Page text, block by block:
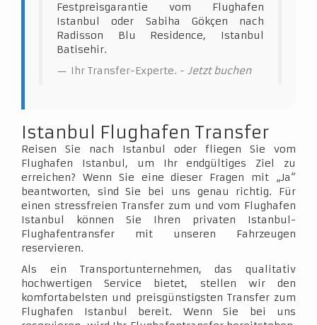
Festpreisgarantie vom Flughafen
Istanbul oder Sabiha Gökçen nach
Radisson Blu Residence, Istanbul
Batisehir.
Ihr Transfer-Experte. - Jetzt buchen
Istanbul Flughafen Transfer
Reisen Sie nach Istanbul oder fliegen Sie vom
Flughafen Istanbul, um Ihr endgültiges Ziel zu
erreichen? Wenn Sie eine dieser Fragen mit „Ja“
beantworten, sind Sie bei uns genau richtig. Für
einen stressfreien Transfer zum und vom Flughafen
Istanbul können Sie Ihren privaten Istanbul-
Flughafentransfer mit unseren Fahrzeugen
reservieren.
Als ein Transportunternehmen, das qualitativ
hochwertigen Service bietet, stellen wir den
komfortabelsten und preisgünstigsten Transfer zum
Flughafen Istanbul bereit. Wenn Sie bei uns